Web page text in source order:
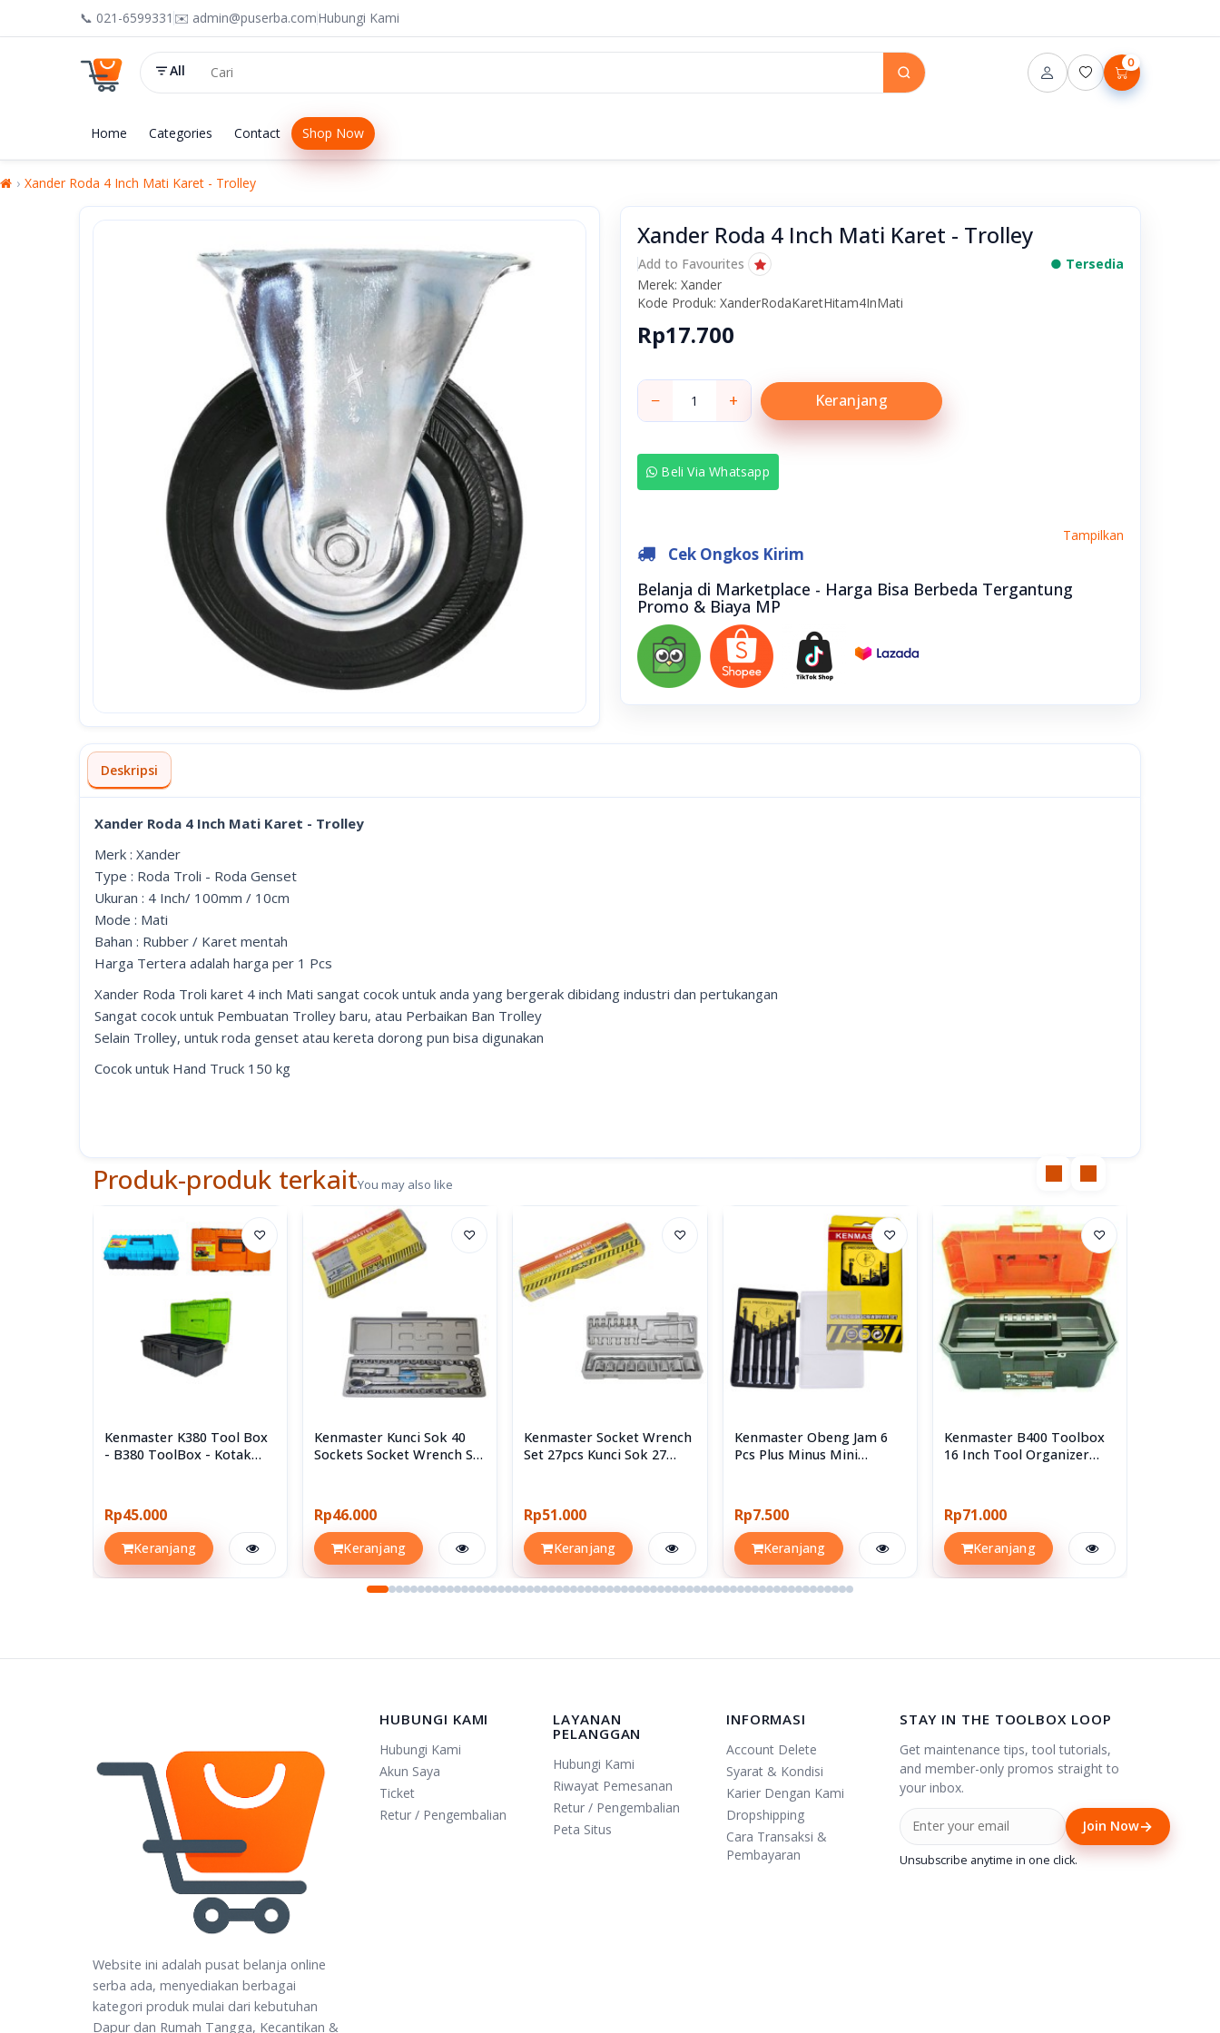
📞 021-6599331 ✉️ admin@puserba.comHubungi Kami
All 0
Home Categories Contact Shop Now
Xander Roda 4 Inch Mati Karet - Trolley
Xander Roda 4 Inch Mati Karet - Trolley
Add to Favourites
● Tersedia
Merek: Xander
Kode Produk: XanderRodaKaretHitam4InMati
Rp17.700
− + Keranjang
Beli Via Whatsapp
Cek Ongkos Kirim
Tampilkan
Belanja di Marketplace - Harga Bisa Berbeda Tergantung
Promo & Biaya MP
Deskripsi
Xander Roda 4 Inch Mati Karet - Trolley
Merk : Xander
Type : Roda Troli - Roda Genset
Ukuran : 4 Inch/ 100mm / 10cm
Mode : Mati
Bahan : Rubber / Karet mentah
Harga Tertera adalah harga per 1 Pcs
Xander Roda Troli karet 4 inch Mati sangat cocok untuk anda yang bergerak dibidang industri dan pertukangan
Sangat cocok untuk Pembuatan Trolley baru, atau Perbaikan Ban Trolley
Selain Trolley, untuk roda genset atau kereta dorong pun bisa digunakan
Cocok untuk Hand Truck 150 kg
Produk-produk terkaitYou may also like
♡
Kenmaster K380 Tool Box
- B380 ToolBox - Kotak
Rp45.000
Keranjang
♡
Kenmaster Kunci Sok 40
Sockets Socket Wrench Set
Rp46.000
Keranjang
♡
Kenmaster Socket Wrench
Set 27pcs Kunci Sok 27
Rp51.000
Keranjang
♡
Kenmaster Obeng Jam 6
Pcs Plus Minus Mini
Rp7.500
Keranjang
♡
Kenmaster B400 Toolbox
16 Inch Tool Organizer
Rp71.000
Keranjang
Website ini adalah pusat belanja online
serba ada, menyediakan berbagai
kategori produk mulai dari kebutuhan
Dapur dan Rumah Tangga, Kecantikan &
HUBUNGI KAMI
Hubungi Kami
Akun Saya
Ticket
Retur / Pengembalian
LAYANAN
PELANGGAN
Hubungi Kami
Riwayat Pemesanan
Retur / Pengembalian
Peta Situs
INFORMASI
Account Delete
Syarat & Kondisi
Karier Dengan Kami
Dropshipping
Cara Transaksi &
Pembayaran
STAY IN THE TOOLBOX LOOP
Get maintenance tips, tool tutorials,
and member-only promos straight to
your inbox.
Join Now→
Unsubscribe anytime in one click.